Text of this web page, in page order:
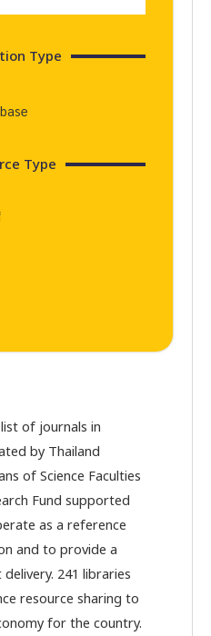
Type
Type
of journals in
by Thailand
of Science Faculties
Fund supported
as a reference
and to provide a
241 libraries
resource sharing to
for the country.